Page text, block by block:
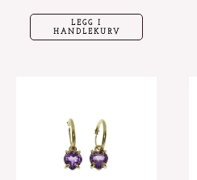
LEGG I
HANDLEKURV